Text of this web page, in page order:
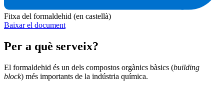
Fitxa del formaldehid (en castellà)
Baixar el document
Per a què serveix?
El formaldehid és un dels compostos orgànics bàsics (building
block) més importants de la indústria química.